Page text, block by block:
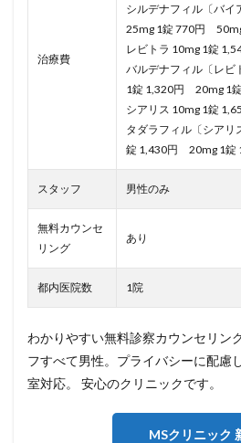
治療費
シルデナフィル〔バイ
25mg 1錠 770円
レビトラ 10mg 1錠
バルデナフィル〔レビ
1錠 1,320円 20mg 1
シアリス 10mg 1錠
タダラフィル〔シアリ
錠 1,430円 20mg 1錠
スタッフ 男性のみ
無料カウンセ
リング
あり
都内医院数 1院
わかりやすい無料診察カウンセリン
フすべて男性。プライバシーに配慮
室対応。 安心のクリニックです。
MSクリニック